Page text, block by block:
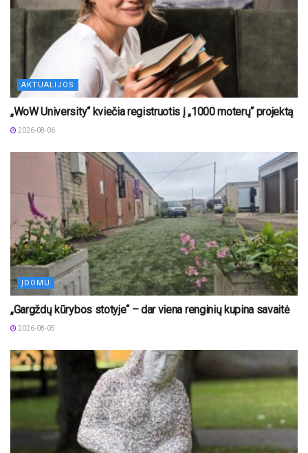
AKTUALIJOS
„WoW University“ kviečia registruotis į „1000 moterų“ projektą
2026-08-06
ĮDOMU
„Gargždų kūrybos stotyje“ – dar viena renginių kupina savaitė
2026-08-05